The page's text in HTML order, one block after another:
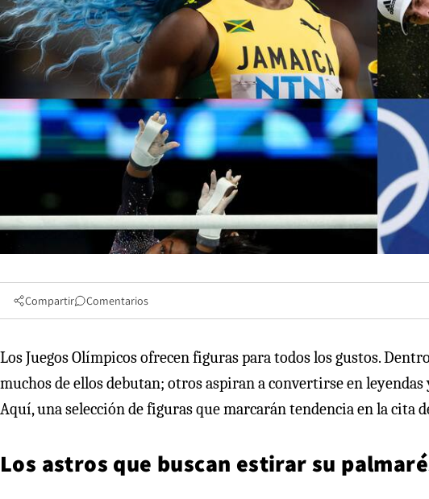
Compartir Comentarios
Los Juegos Olímpicos ofrecen figuras para todos los gustos.
muchos de ellos debutan; otros aspiran a convertirse en
Aquí, una selección de figuras que marcarán tendencia en la cita
Los astros que buscan estirar su